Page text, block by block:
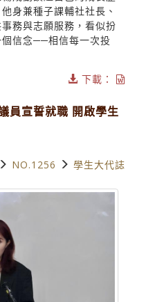
身兼種子課輔社社長、
務與志願服務，看似扮
信念──相信每一次投
下載：
員宣誓就職 開啟學生
NO.1256 學生大代誌